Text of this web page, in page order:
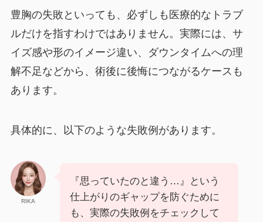
豊胸の失敗といっても、必ずしも医療的なトラブ
ルだけを指すわけではありません。実際には、サ
イズ感や形のイメージ違い、ダウンタイムへの理
解不足などから、術後に後悔につながるケースも
あります。
具体的に、以下のような失敗例があります。
RIKA
『思っていたのと違う…』という
仕上がりのギャップを防ぐために
も、実際の失敗例をチェックして